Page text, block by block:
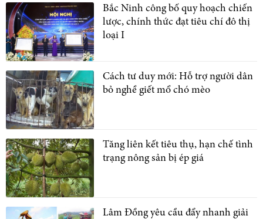
Bắc Ninh công bố quy hoạch chiến
lược, chính thức đạt tiêu chí đô thị
loại I
Cách tư duy mới: Hỗ trợ người dân
bỏ nghề giết mổ chó mèo
Tăng liên kết tiêu thụ, hạn chế tình
trạng nông sản bị ép giá
Lâm Đồng yêu cầu đẩy nhanh giải